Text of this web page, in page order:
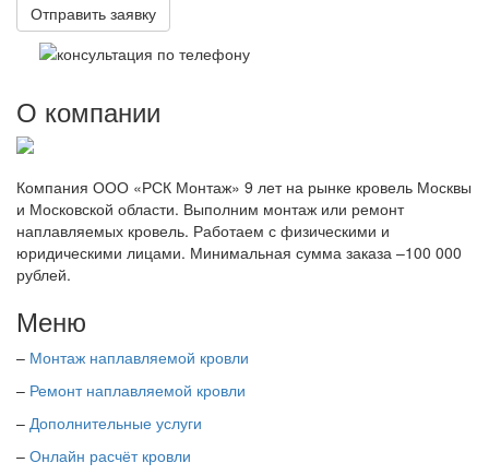
О компании
Компания ООО «РСК Монтаж» 9 лет на рынке кровель Москвы
и Московской области. Выполним монтаж или ремонт
наплавляемых кровель. Работаем с физическими и
юридическими лицами. Минимальная сумма заказа –100 000
рублей.
Меню
– Монтаж наплавляемой кровли
– Ремонт наплавляемой кровли
– Дополнительные услуги
– Онлайн расчёт кровли